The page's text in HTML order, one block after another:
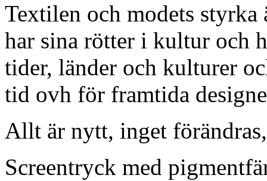
Textilen och modets
har sina rötter i kultur och
tider, länder och kulturer
tid ovh för framtida
Allt är nytt, inget
Screentryck med